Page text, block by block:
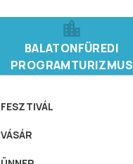
BALATONFÜREDI
PROGRAMTURIZMUS
FESZTIVÁL
VÁSÁR